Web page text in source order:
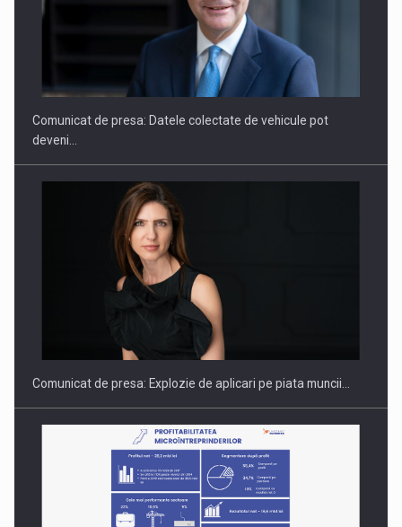
SAPTE PERSONALITATI DIN MEDIUL DE AFACERI, ACADEMIC
Hard Enduro Piatra Craiului 2026, fueled by benzinariile RO…
Comunicat de presa: Datele colectate de vehicule pot
deveni…
Comunicat de presa: Explozie de aplicari pe piata muncii…